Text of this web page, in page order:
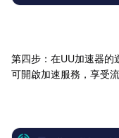
第四步：在UU加速器的
可開啟加速服務，享受